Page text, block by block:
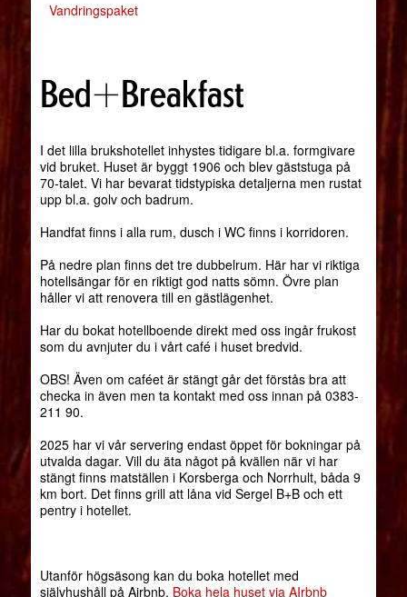
Vandringspaket
Bed+Breakfast
I det lilla brukshotellet inhystes tidigare bl.a. formgivare
vid bruket. Huset är byggt 1906 och blev gäststuga på
70-talet. Vi har bevarat tidstypiska detaljerna men rustat
upp bl.a. golv och badrum.
Handfat finns i alla rum, dusch i WC finns i korridoren.
På nedre plan finns det tre dubbelrum. Här har vi riktiga
hotellsängar för en riktigt god natts sömn. Övre plan
håller vi att renovera till en gästlägenhet.
Har du bokat hotellboende direkt med oss ingår frukost
som du avnjuter du i vårt café i huset bredvid.
OBS! Även om caféet är stängt går det förstås bra att
checka in även men ta kontakt med oss innan på 0383-
211 90.
2025 har vi vår servering endast öppet för bokningar på
utvalda dagar. Vill du äta något på kvällen när vi har
stängt finns matställen i Korsberga och Norrhult, båda 9
km bort. Det finns grill att låna vid Sergel B+B och ett
pentry i hotellet.
Utanför högsäsong kan du boka hotellet med
självhushåll på Airbnb, Boka hela huset via AIrbnb